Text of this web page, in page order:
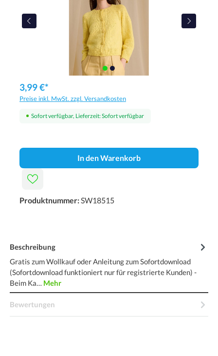
3,99 €*
Preise inkl. MwSt. zzgl. Versandkosten
Sofort verfügbar, Lieferzeit: Sofort verfügbar
In den Warenkorb
Produktnummer: SW18515
Beschreibung
Gratis zum Wollkauf oder Anleitung zum Sofortdownload
(Sofortdownload funktioniert nur für registrierte Kunden) -
Beim Ka… Mehr
Bewertungen